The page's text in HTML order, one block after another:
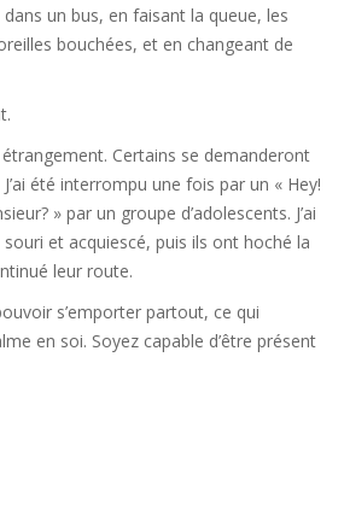
un bus, en faisant la queue, les
bouchées, et en changeant de
Certains se demanderont
été interrompu une fois par un « Hey!
» par un groupe d’adolescents. J’ai
et acquiescé, puis ils ont hoché la
leur route.
s’emporter partout, ce qui
en soi. Soyez capable d’être présent